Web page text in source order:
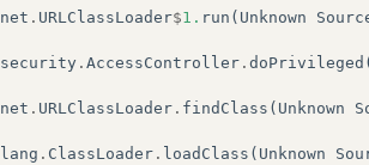
net . URLClassLoader$1. run ( Unknown
security . AccessController . doPrivileged
net . URLClassLoader . findClass ( Unknown
lang . ClassLoader . loadClass ( Unknown